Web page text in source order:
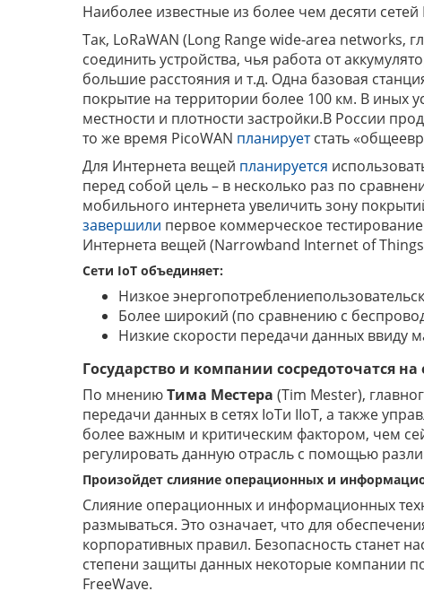
Наиболее известные из более чем десяти
Так, LoRaWAN (Long Range wide-area networks,
соединить устройства, чья работа от
большие расстояния и т.д. Одна базовая
покрытие на территории более 100 км. В иных
местности и плотности застройки.В России
то же время PicoWAN планируетстать
Для Интернета вещей планируется
перед собой цель – в несколько раз по
мобильного интернета увеличить зону
завершили первое коммерческое
Интернета вещей (Narrowband Internet of
Сети IoT объединяет:
Низкое
Более широкий (по сравнению с
Низкие скорости передачи данных ввиду
Государство и компании сосредоточатся
По мнениюТима Местера (Tim Mester),
передачи данных в сетях IoTи IIoT, а также
более важным и критическим фактором, чем
регулировать данную отрасль с помощью
Произойдет слияние операционных и
Слияние операционных и информационных
размываться. Это означает, что для
корпоративных правил. Безопасность станет
степени защиты данных некоторые компании
FreeWave.